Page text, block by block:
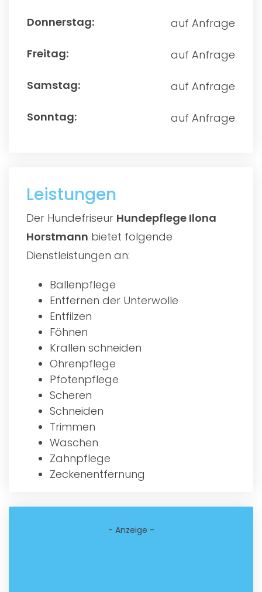
auf Anfrage
auf Anfrage
auf Anfrage
auf Anfrage
Leistungen
Der Hundefriseur Hundepflege Ilona
Horstmann bietet folgende
Dienstleistungen an:
Ballenpflege
Entfernen der Unterwolle
Entfilzen
Föhnen
Krallen schneiden
Ohrenpflege
Pfotenpflege
Scheren
Schneiden
Trimmen
Waschen
Zahnpflege
Zeckenentfernung
- Anzeige -